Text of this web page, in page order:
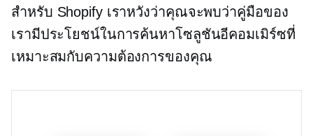
สำหรับ Shopify เราหวังว่าคุณจะพบว่าคู่มือของ
เรามีประโยชน์ในการค้นหาโซลูชันอีคอมเมิร์ซที่
เหมาะสมกับความต้องการของคุณ